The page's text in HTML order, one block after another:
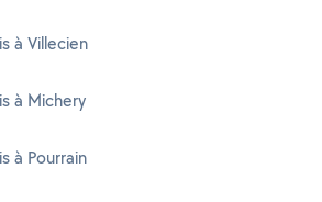
à Villecien
à Michery
à Pourrain